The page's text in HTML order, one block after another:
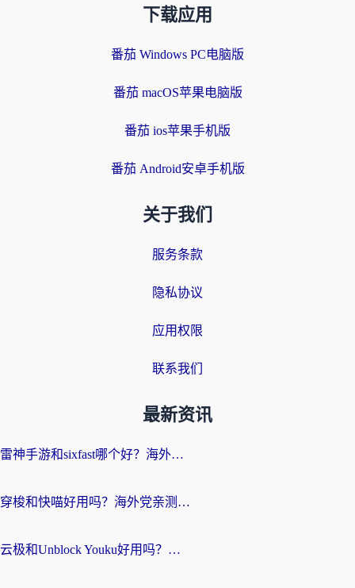
下载应用
番茄 Windows PC电脑版
番茄 macOS苹果电脑版
番茄 ios苹果手机版
番茄 Android安卓手机版
关于我们
服务条款
隐私协议
应用权限
联系我们
最新资讯
雷神手游和sixfast哪个好？海外党亲测3款回国加速器，教你选对不踩坑
穿梭和快喵好用吗？海外党亲测：小众加速器对比+番茄加速器深度体验
云极和Unblock Youku好用吗？海外党亲测+2026回国加速器避坑指南